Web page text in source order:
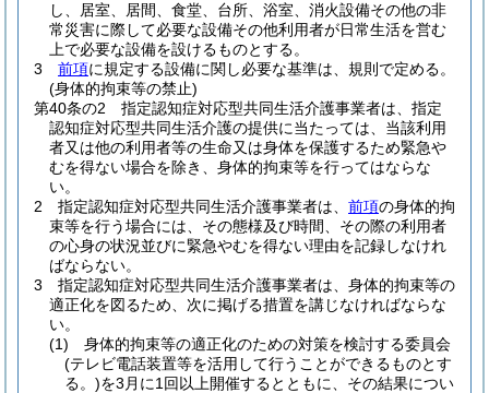
し、居室、居間、食堂、台所、浴室、消火設備その他の非
常災害に際して必要な設備その他利用者が日常生活を営む
上で必要な設備を設けるものとする。
3
前項に規定する設備に関し必要な基準は、規則で定める。
(身体的拘束等の禁止)
第40条の2
指定認知症対応型共同生活介護事業者は、指定
認知症対応型共同生活介護の提供に当たっては、当該利用
者又は他の利用者等の生命又は身体を保護するため緊急や
むを得ない場合を除き、身体的拘束等を行ってはならな
い。
2
指定認知症対応型共同生活介護事業者は、 前項の身体的拘
束等を行う場合には、その態様及び時間、その際の利用者
の心身の状況並びに緊急やむを得ない理由を記録しなけれ
ばならない。
3
指定認知症対応型共同生活介護事業者は、身体的拘束等の
適正化を図るため、次に掲げる措置を講じなければならな
い。
(1)
身体的拘束等の適正化のための対策を検討する委員会
(テレビ電話装置等を活用して行うことができるものとす
る。)を3月に1回以上開催するとともに、その結果につい